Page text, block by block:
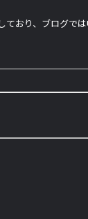
ており、ブログで